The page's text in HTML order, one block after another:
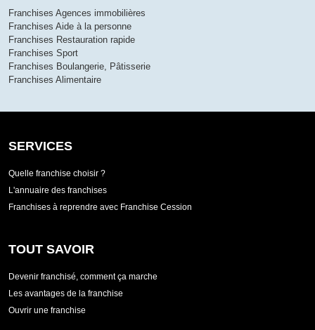
Franchises Agences immobilières
Franchises Aide à la personne
Franchises Restauration rapide
Franchises Sport
Franchises Boulangerie, Pâtisserie
Franchises Alimentaire
SERVICES
Quelle franchise choisir ?
L'annuaire des franchises
Franchises à reprendre avec Franchise Cession
TOUT SAVOIR
Devenir franchisé, comment ça marche
Les avantages de la franchise
Ouvrir une franchise